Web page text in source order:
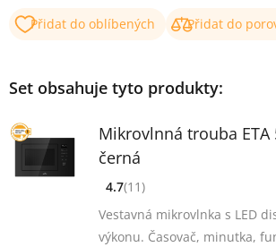
Přidat do oblíbených Přidat do
Set obsahuje tyto produkty:
Mikrovlnná trouba ETA
černá
[common_new:review_aria]
([common_new:rating_count]
4.7
z 5
4.7(11)
Vestavná mikrovlnka s LED
výkonu. Časovač, minutka,